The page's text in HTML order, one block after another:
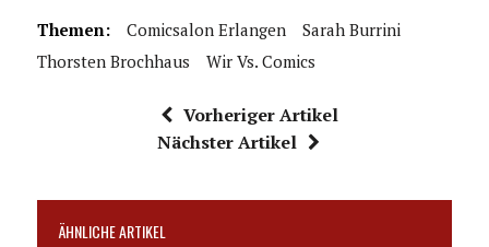
Themen: Comicsalon Erlangen
Sarah Burrini
Thorsten Brochhaus
Wir Vs. Comics
Vorheriger Artikel
Nächster Artikel
ÄHNLICHE ARTIKEL